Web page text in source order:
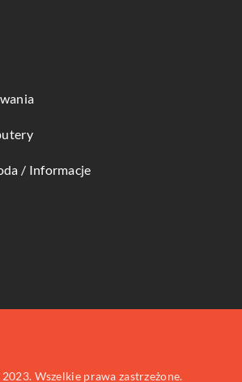
/ Informacje
Wszelkie prawa zastrzeżone.